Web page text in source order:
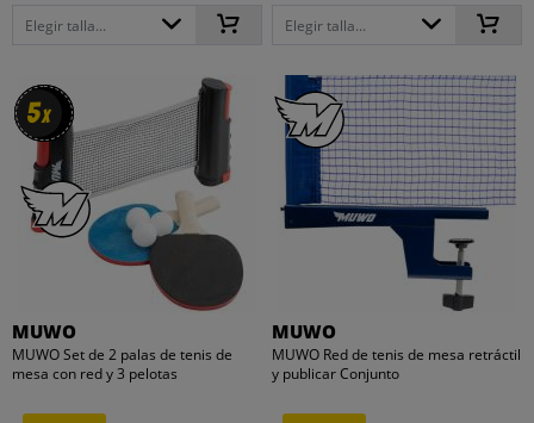
Elegir talla... Elegir talla...
5x
5x
MUWO
MUWO Set de 2 palas de tenis de
mesa con red y 3 pelotas
MUWO
MUWO Red de tenis de mesa retráctil
y publicar Conjunto